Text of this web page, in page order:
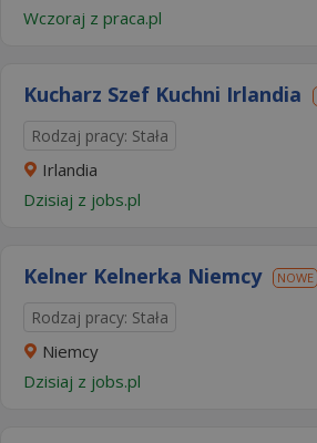
Wczoraj z praca.pl
Kucharz Szef Kuchni Irlandia
Rodzaj pracy: Stała
Irlandia
Dzisiaj z jobs.pl
Kelner Kelnerka Niemcy NOWE
Rodzaj pracy: Stała
Niemcy
Dzisiaj z jobs.pl